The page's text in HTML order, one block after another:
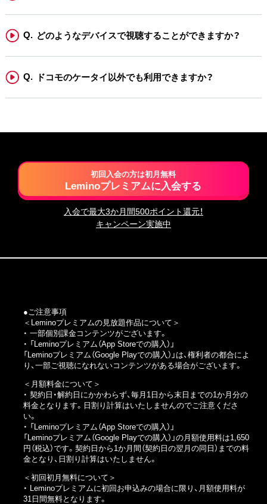
どのようなデバイスで視聴することができますか？
ドコモのケータイ以外でも利用できますか？
初回入会の方は初月無料
Leminoプレミアムに入会する
入会で最大3か月間500ポイント還元！
キャンペーン実施中
●ご注意事項
＜Leminoプレミアムの見放題作品について＞
・ 一部個別課金コンテンツがございます。
・ 「Leminoプレミアム（App Storeでの購入）」
「Leminoプレミアム（Google Playでの購入）」 は、権利者の都合によ
り、一部ご視聴になれないコンテンツがある場合がございます。
＜月額料金について＞
・ 契約日・解約日にかかわらず、毎月1日から末日までの1か月分の
料金となります。日割り計算はいたしませんのでご注意くださ
い。
・ 「Leminoプレミアム（App Storeでの購入）」
「Leminoプレミアム（Google Playでの購入）」の月額使用料は1,650
円（税込）です。契約日から1か月間（契約日の翌月の同日）までの料
金となり、日割り計算はいたしません。
＜初回初月無料について＞
・ Leminoプレミアムに初回お申込みの場合に限り、月額使用料が
31日間無料となります。